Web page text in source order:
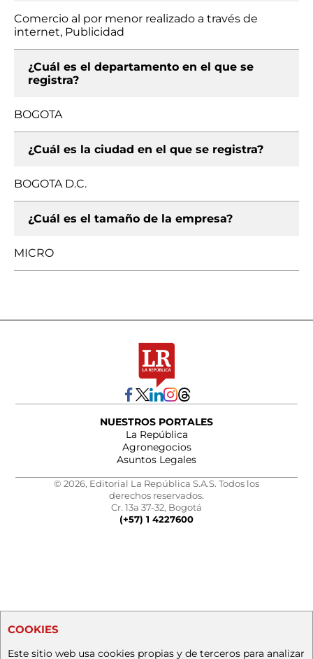
Comercio al por menor realizado a través de
internet, Publicidad
¿Cuál es el departamento en el que se
registra?
BOGOTA
¿Cuál es la ciudad en el que se registra?
BOGOTA D.C.
¿Cuál es el tamaño de la empresa?
MICRO
NUESTROS PORTALES
La República
Agronegocios
Asuntos Legales
© 2026, Editorial La República S.A.S. Todos los
derechos reservados.
Cr. 13a 37-32, Bogotá
(+57) 1 4227600
COOKIES
Este sitio web usa cookies propias y de terceros para analizar